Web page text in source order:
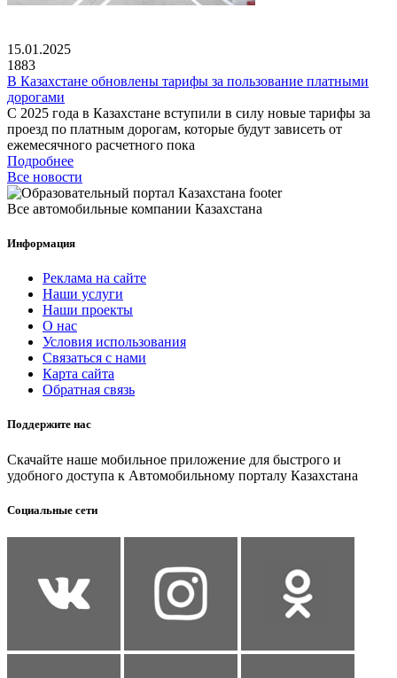
15.01.2025
1883
В Казахстане обновлены тарифы за пользование платными
дорогами
С 2025 года в Казахстане вступили в силу новые тарифы за
проезд по платным дорогам, которые будут зависеть от
ежемесячного расчетного пока
Подробнее
Все новости
Все автомобильные компании Казахстана
Информация
Реклама на сайте
Наши услуги
Наши проекты
О нас
Условия использования
Связаться с нами
Карта сайта
Обратная связь
Поддержите нас
Скачайте наше мобильное приложение для быстрого и
удобного доступа к Автомобильному порталу Казахстана
Социальные сети